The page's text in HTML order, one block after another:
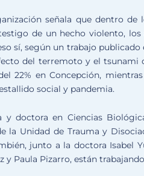
señala que dentro
de un hecho violento,
sí, según un trabajo
del terremoto y el tsunami
22% en Concepción,
social y pandemia.
y doctora en Ciencias
la Unidad de Trauma y
junto a la doctora Isabel
y Paula Pizarro, están